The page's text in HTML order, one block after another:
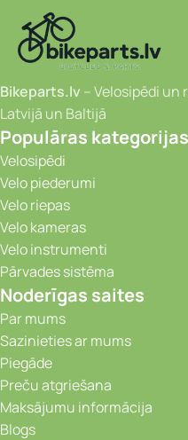
Bikeparts.lv – Velosipēdi un
Latvijā un Baltijā
Populāras kategorijas
Velosipēdi
Velo piederumi
Velo riepas
Velo kameras
Velo instrumenti
Pārvades sistēma
Noderīgas saites
Par mums
Sazinieties ar mums
Piegāde
Preču atgriešana
Maksājumu informācija
Blogs